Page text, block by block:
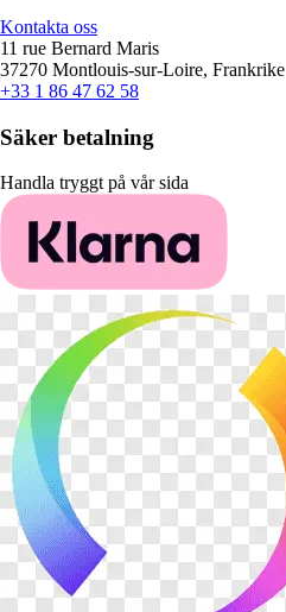
Kontakta oss
11 rue Bernard Maris
37270 Montlouis-sur-Loire, Frankrike
+33 1 86 47 62 58
Säker betalning
Handla tryggt på vår sida